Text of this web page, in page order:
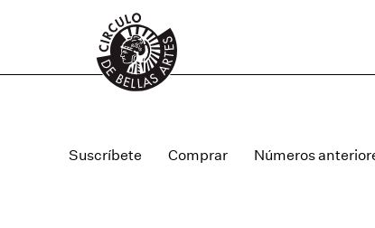
Suscríbete Comprar Números